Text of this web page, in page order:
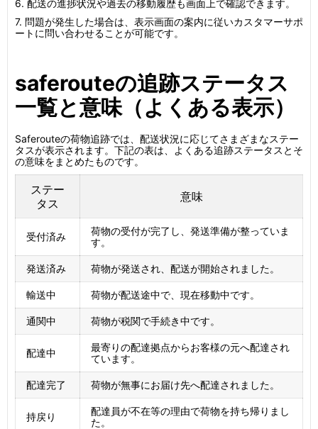
6. 配送の進捗状況や過去の移動履歴も画面上で確認できます。
7. 問題が発生した場合は、表示画面の案内に従いカスタマーサポ
ートに問い合わせることが可能です。
saferouteの追跡ステータス
一覧と意味（よくある表示）
Saferouteの荷物追跡では、配送状況に応じてさまざまなステー
タスが表示されます。下記の表は、よくある追跡ステータスとそ
の意味をまとめたものです。
ステー
タス
意味
受付済み
荷物の受付が完了し、発送準備が整っていま
す。
発送済み 荷物が発送され、配送が開始されました。
輸送中 荷物が配送途中で、現在移動中です。
通関中 荷物が税関で手続き中です。
配達中
最寄りの配達拠点からお客様の元へ配達され
ています。
配達完了 荷物が無事にお届け先へ配達されました。
持戻り
配達員が不在等の理由で荷物を持ち帰りまし
た。